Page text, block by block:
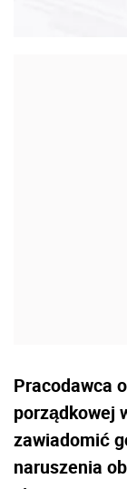
Pracodawca
porządkowej
zawiadomić
naruszenia